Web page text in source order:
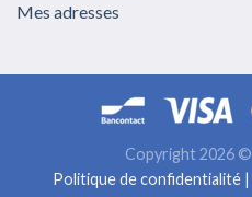
Mes adresses
Copyright 2026 ©
Politique de confidentialité |